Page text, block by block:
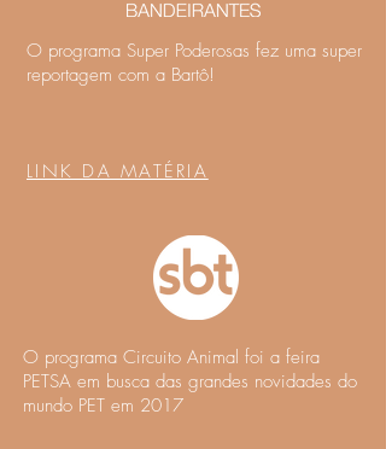
O programa Super Poderosas fez uma super
reportagem com a Bartô!
LINK DA MATÉRIA
O programa Circuito Animal foi a feira
PETSA em busca das grandes novidades do
mundo PET em 2017